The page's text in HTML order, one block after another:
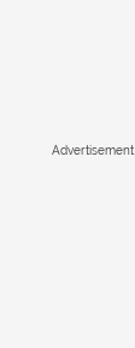
Advertisement